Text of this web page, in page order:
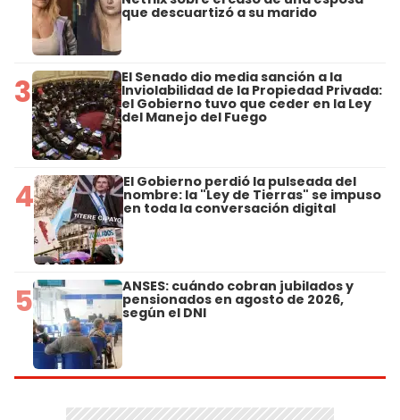
que descuartizó a su marido
3 El Senado dio media sanción a la
Inviolabilidad de la Propiedad Privada:
el Gobierno tuvo que ceder en la Ley
del Manejo del Fuego
4 El Gobierno perdió la pulseada del
nombre: la "Ley de Tierras" se impuso
en toda la conversación digital
5 ANSES: cuándo cobran jubilados y
pensionados en agosto de 2026,
según el DNI